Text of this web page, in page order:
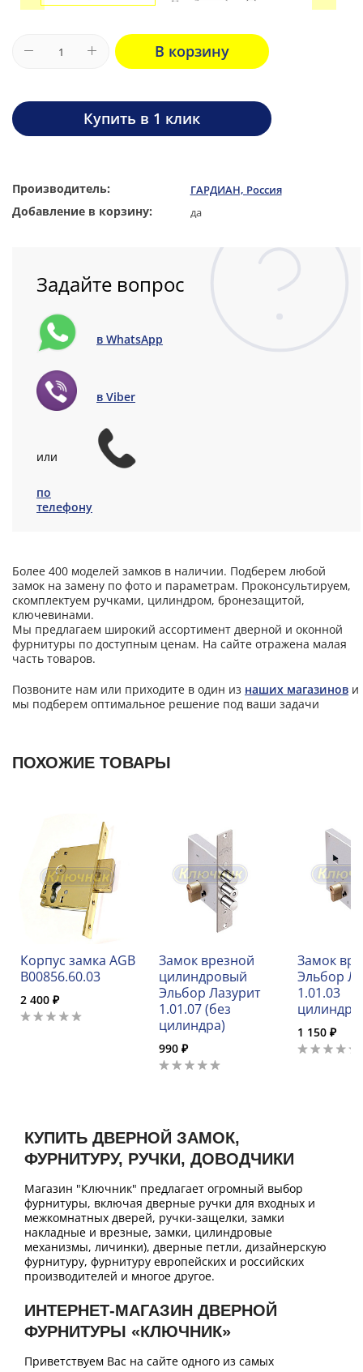
Производитель: ГАРДИАН, Россия
Добавление в корзину: да
В корзину
Купить в 1 клик
Задайте вопрос
в WhatsApp
в Viber
или
по
телефону
Более 400 моделей замков в наличии. Подберем любой
замок на замену по фото и параметрам. Проконсультируем,
скомплектуем ручками, цилиндром, бронезащитой,
ключевинами.
Мы предлагаем широкий ассортимент дверной и оконной
фурнитуры по доступным ценам. На сайте отражена малая
часть товаров.
Позвоните нам или приходите в один из наших магазинов и
мы подберем оптимальное решение под ваши задачи
ПОХОЖИЕ ТОВАРЫ
Корпус замка AGB
B00856.60.03
2 400 ₽
Замок врезной
цилиндровый
Эльбор Лазурит
1.01.07 (без
цилиндра)
990 ₽
Замок
Эльбор
1.01.03
1 150 ₽
КУПИТЬ ДВЕРНОЙ ЗАМОК,
ФУРНИТУРУ, РУЧКИ, ДОВОДЧИКИ
Магазин "Ключник" предлагает огромный выбор
фурнитуры, включая дверные ручки для входных и
межкомнатных дверей, ручки-защелки, замки
накладные и врезные, замки, цилиндровые
механизмы, личинки), дверные петли, дизайнерскую
фурнитуру, фурнитуру европейских и российских
производителей и многое другое.
ИНТЕРНЕТ-МАГАЗИН ДВЕРНОЙ
ФУРНИТУРЫ «КЛЮЧНИК»
Приветствуем Вас на сайте одного из самых